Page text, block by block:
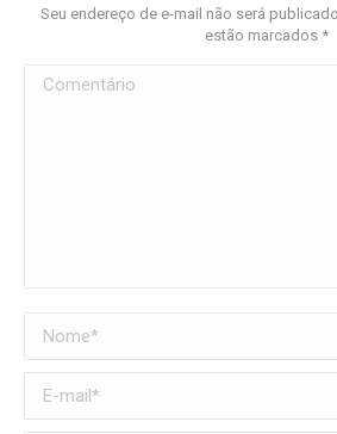
Seu endereço de e-mail não será
estão marcados *
Comentário
Nome *
E-mail *